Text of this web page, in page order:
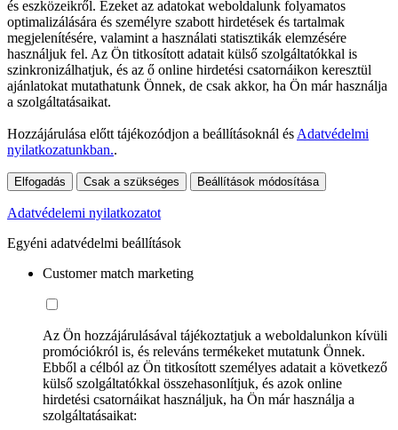
és eszközeikről. Ezeket az adatokat weboldalunk folyamatos
optimalizálására és személyre szabott hirdetések és tartalmak
megjelenítésére, valamint a használati statisztikák elemzésére
használjuk fel. Az Ön titkosított adatait külső szolgáltatókkal is
szinkronizálhatjuk, és az ő online hirdetési csatornáikon keresztül
ajánlatokat mutathatunk Önnek, de csak akkor, ha Ön már használja
a szolgáltatásaikat.
Hozzájárulása előtt tájékozódjon a beállításoknál és Adatvédelmi
nyilatkozatunkban..
Elfogadás Csak a szükséges Beállítások módosítása
Adatvédelemi nyilatkozatot
Egyéni adatvédelmi beállítások
Customer match marketing
Az Ön hozzájárulásával tájékoztatjuk a weboldalunkon kívüli
promóciókról is, és releváns termékeket mutatunk Önnek.
Ebből a célból az Ön titkosított személyes adatait a következő
külső szolgáltatókkal összehasonlítjuk, és azok online
hirdetési csatornáikat használjuk, ha Ön már használja a
szolgáltatásaikat: